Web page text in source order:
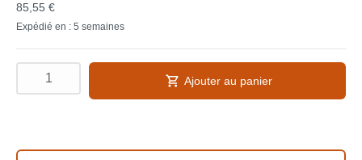
85,55 €
Expédié en : 5 semaines
Ajouter au panier